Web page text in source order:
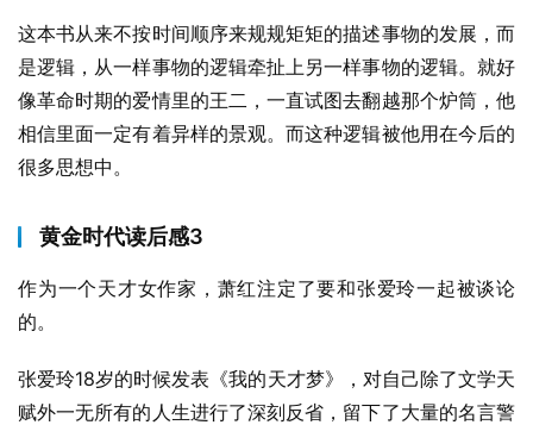
这本书从来不按时间顺序来规规矩矩的描述事物的发展，而
是逻辑，从一样事物的逻辑牵扯上另一样事物的逻辑。就好
像革命时期的爱情里的王二，一直试图去翻越那个炉筒，他
相信里面一定有着异样的景观。而这种逻辑被他用在今后的
很多思想中。
黄金时代读后感3
作为一个天才女作家，萧红注定了要和张爱玲一起被谈论
的。
张爱玲18岁的时候发表《我的天才梦》，对自己除了文学天
赋外一无所有的人生进行了深刻反省，留下了大量的名言警